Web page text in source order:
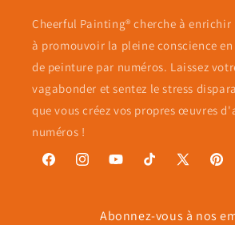
Cheerful Painting® cherche à enrichir
à promouvoir la pleine conscience
de peinture par numéros. Laissez
vagabonder et sentez le stress
que vous créez vos propres œuvres
numéros !
FacebookInstagramYouTubeTikTok
X
Abonnez-vous à nos